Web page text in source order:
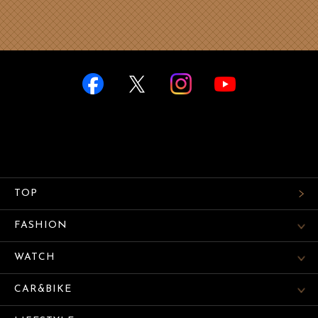
TOP
FASHION
WATCH
CAR&BIKE